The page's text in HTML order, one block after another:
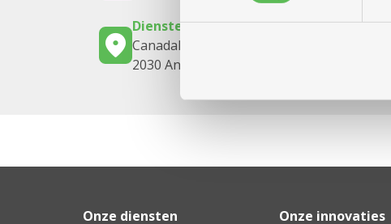
Dienstencentrum Santiago
Canadalaan 21
2030 Antwerpen
Onze diensten Onze innovaties